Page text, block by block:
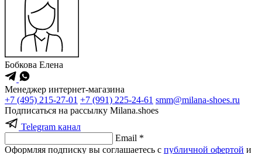
Бобкова Елена
Менеджер интернет-магазина
+7 (495) 215-27-01 +7 (991) 225-24-61 smm@milana-shoes.ru
Подписаться на рассылку Milana.shoes
Telegram канал
Email *
Оформляя подписку вы соглашаетесь с публичной офертой и